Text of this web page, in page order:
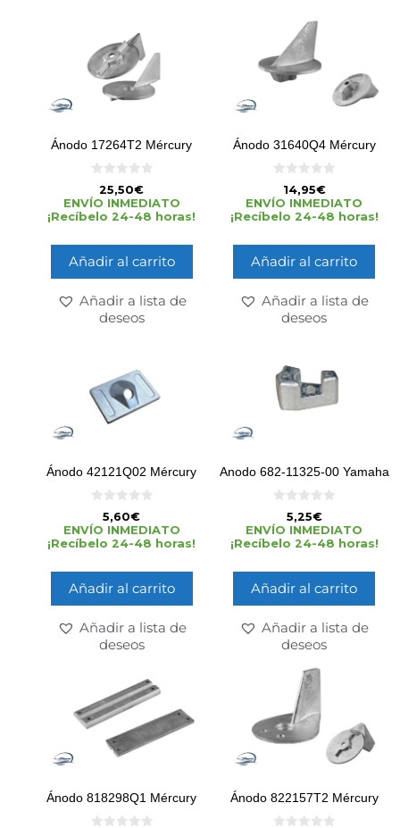
Ánodo 17264T2 Mércury
d
e
5
25,50€
ENVÍO INMEDIATO
¡Recíbelo 24-48 horas!
Añadir al carrito
Añadir a lista de
deseos
Ánodo 31640Q4 Mércury
d
e
5
14,95€
ENVÍO INMEDIATO
¡Recíbelo 24-48 horas!
Añadir al carrito
Añadir a lista de
deseos
Ánodo 42121Q02 Mércury
d
e
5
5,60€
ENVÍO INMEDIATO
¡Recíbelo 24-48 horas!
Añadir al carrito
Añadir a lista de
deseos
Anodo 682-11325-00 Yamaha
d
e
5
5,25€
ENVÍO INMEDIATO
¡Recíbelo 24-48 horas!
Añadir al carrito
Añadir a lista de
deseos
Ánodo 818298Q1 Mércury Ánodo 822157T2 Mércury